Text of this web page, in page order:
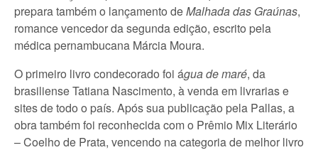
prepara também o lançamento deMalhada das Graúnas,
romance vencedor da segunda edição, escrito pela
médica pernambucana Márcia Moura.
O primeiro livro condecorado foi água de maré, da
brasiliense Tatiana Nascimento, à venda em livrarias e
sites de todo o país. Após sua publicação pela Pallas, a
obra também foi reconhecida com o Prêmio Mix Literário
– Coelho de Prata, vencendo na categoria de melhor livro